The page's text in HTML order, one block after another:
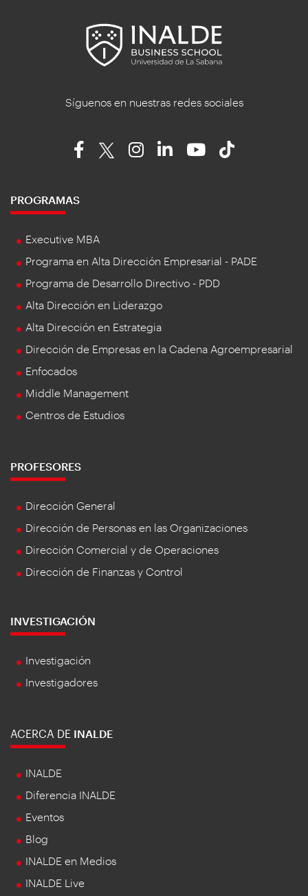
Síguenos en nuestras redes sociales
PROGRAMAS
Executive MBA
Programa en Alta Dirección Empresarial - PADE
Programa de Desarrollo Directivo - PDD
Alta Dirección en Liderazgo
Alta Dirección en Estrategia
Dirección de Empresas en la Cadena Agroempresarial
Enfocados
Middle Management
Centros de Estudios
PROFESORES
Dirección General
Dirección de Personas en las Organizaciones
Dirección Comercial y de Operaciones
Dirección de Finanzas y Control
INVESTIGACIÓN
Investigación
Investigadores
ACERCA DE INALDE
INALDE
Diferencia INALDE
Eventos
Blog
INALDE en Medios
INALDE Live